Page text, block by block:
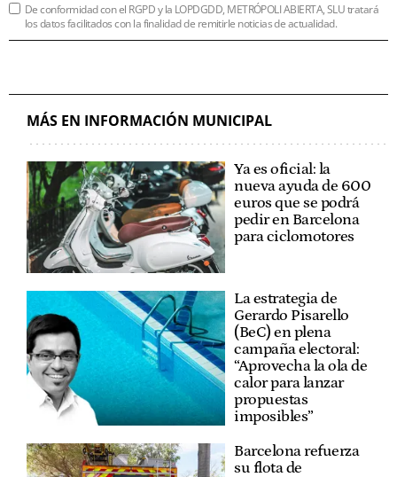
De conformidad con el RGPD y la LOPDGDD, METRÓPOLI ABIERTA, SLU tratará
los datos facilitados con la finalidad de remitirle noticias de actualidad.
MÁS EN INFORMACIÓN MUNICIPAL
Ya es oficial: la
nueva ayuda de 600
euros que se podrá
pedir en Barcelona
para ciclomotores
La estrategia de
Gerardo Pisarello
(BeC) en plena
campaña electoral:
“Aprovecha la ola de
calor para lanzar
propuestas
imposibles”
Barcelona refuerza
su flota de